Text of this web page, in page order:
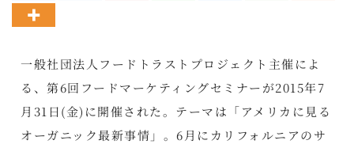
一般社団法人フードトラストプロジェクト主催によ
る、第6回フードマーケティングセミナーが2015年7
月31日(金)に開催された。テーマは「アメリカに見る
オーガニック最新事情」。6月にカリフォルニアのサ